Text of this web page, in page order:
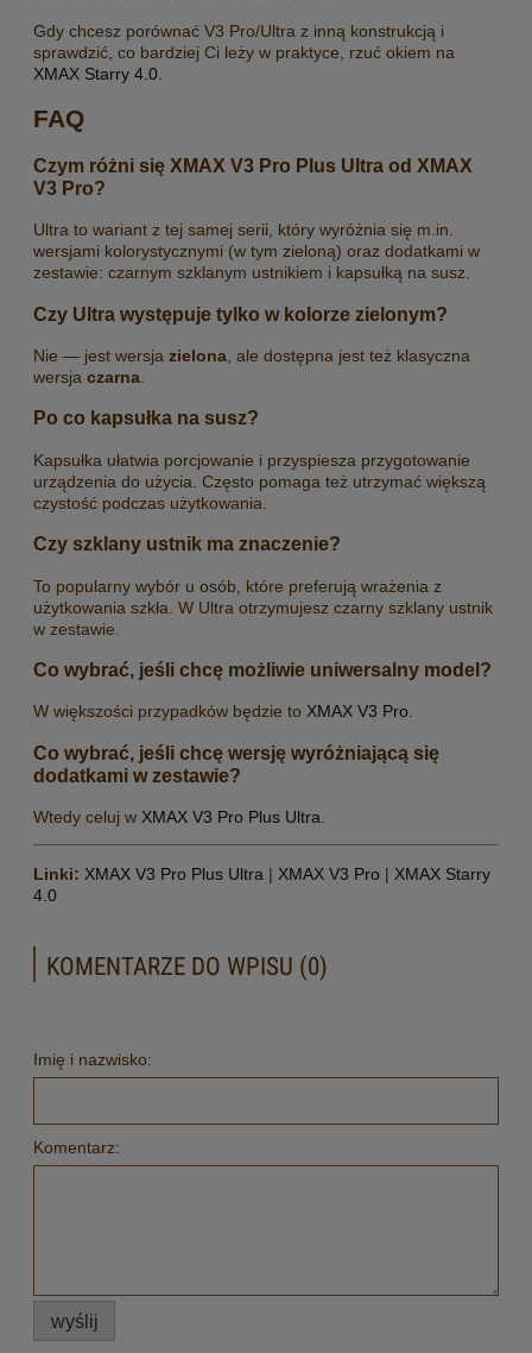
Gdy chcesz porównać V3 Pro/Ultra z inną konstrukcją i
sprawdzić, co bardziej Ci leży w praktyce, rzuć okiem na
XMAX Starry 4.0
FAQ
Czym różni się XMAX V3 Pro Plus Ultra od XMAX
V3 Pro?
Ultra to wariant z tej samej serii, który wyróżnia się m.in.
wersjami kolorystycznymi (w tym zieloną) oraz dodatkami w
zestawie: czarnym szklanym ustnikiem i kapsułką na susz.
Czy Ultra występuje tylko w kolorze zielonym?
Nie — jest wersja zielona , ale dostępna jest też klasyczna
wersja czarna
Po co kapsułka na susz?
Kapsułka ułatwia porcjowanie i przyspiesza przygotowanie
urządzenia do użycia. Często pomaga też utrzymać większą
czystość podczas użytkowania.
Czy szklany ustnik ma znaczenie?
To popularny wybór u osób, które preferują wrażenia z
użytkowania szkła. W Ultra otrzymujesz czarny szklany ustnik
w zestawie.
Co wybrać, jeśli chcę możliwie uniwersalny model?
W większości przypadków będzie to XMAX V3 Pro.
Co wybrać, jeśli chcę wersję wyróżniającą się
dodatkami w zestawie?
Wtedy celuj w XMAX V3 Pro Plus Ultra
Linki: XMAX V3 Pro Plus Ultra | XMAX V3 Pro | XMAX Starry
4.0
KOMENTARZE DO WPISU (0)
Imię i nazwisko:
Komentarz:
wyślij